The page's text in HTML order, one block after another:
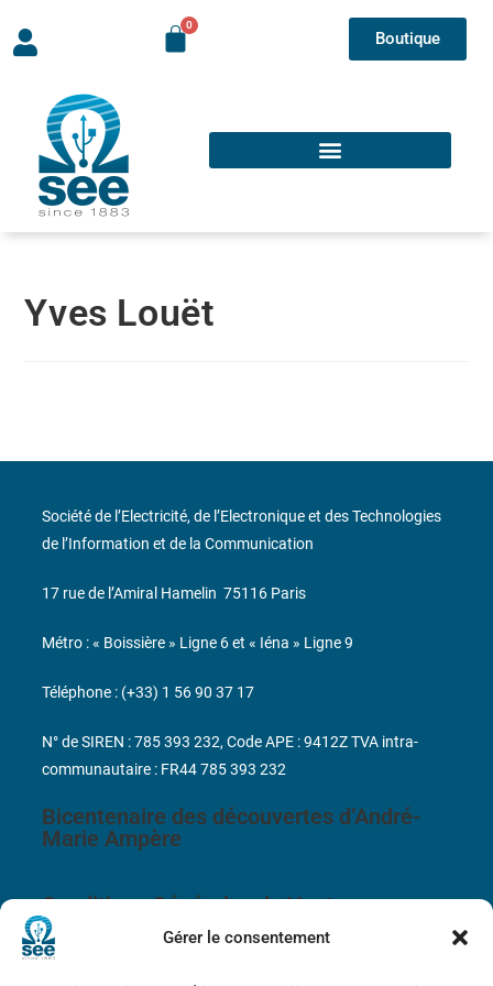
Gérer le consentement
Boutique
Yves Louët
Bicentenaire des découvertes d’André-
Marie Ampère
Conditions Générales de Vente
Société de l’Electricité, de l’Electronique et des Technologies
de l’Information et de la Communication
17 rue de l’Amiral Hamelin 75116 Paris
Métro : « Boissière » Ligne 6 et « Iéna » Ligne 9
Téléphone : (+33) 1 56 90 37 17
N° de SIREN : 785 393 232, Code APE : 9412Z TVA intra-
communautaire : FR44 785 393 232